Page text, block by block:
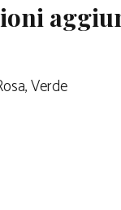
Verde